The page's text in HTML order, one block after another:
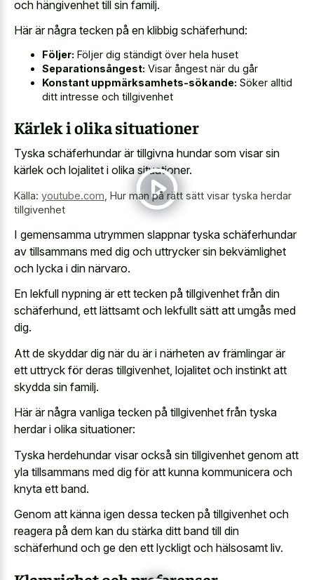
och hängivenhet till sin familj.
Här är några tecken på en klibbig schäferhund:
Följer: Följer dig ständigt över hela huset
Separationsångest: Visar ångest när du går
Konstant uppmärksamhets-sökande: Söker alltid
ditt intresse och tillgivenhet
Kärlek i olika situationer
Tyska schäferhundar är tillgivna hundar som visar sin
kärlek och lojalitet i olika situationer.
Källa: youtube.com Hur man på rätt sätt visar tyska herdar
tillgivenhet
I gemensamma utrymmen slappnar tyska schäferhundar
av tillsammans med dig och uttrycker sin bekvämlighet
och lycka i din närvaro.
En lekfull nypning är ett tecken på tillgivenhet från din
schäferhund, ett lättsamt och lekfullt sätt att umgås med
dig.
Att de skyddar dig när du är i närheten av främlingar är
ett uttryck för deras tillgivenhet, lojalitet och instinkt att
skydda sin familj.
Här är några vanliga tecken på tillgivenhet från tyska
herdar i olika situationer:
Tyska herdehundar visar också sin tillgivenhet genom att
yla tillsammans med dig för att kunna kommunicera och
knyta ett band.
Genom att känna igen dessa tecken på tillgivenhet och
reagera på dem kan du stärka ditt band till din
schäferhund och ge den ett lyckligt och hälsosamt liv.